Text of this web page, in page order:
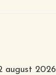
august 2026